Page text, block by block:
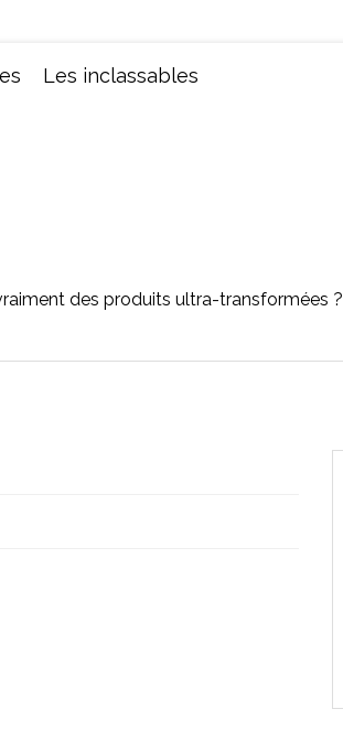
Les inclassables
des produits ultra-transformées ?